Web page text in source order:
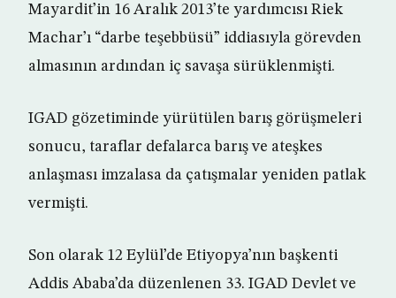
Mayardit’in 16 Aralık 2013’te yardımcısı Riek
Machar’ı “darbe teşebbüsü” iddiasıyla görevden
almasının ardından iç savaşa sürüklenmişti.
IGAD gözetiminde yürütülen barış görüşmeleri
sonucu, taraflar defalarca barış ve ateşkes
anlaşması imzalasa da çatışmalar yeniden patlak
vermişti.
Son olarak 12 Eylül’de Etiyopya’nın başkenti
Addis Ababa’da düzenlenen 33. IGAD Devlet ve